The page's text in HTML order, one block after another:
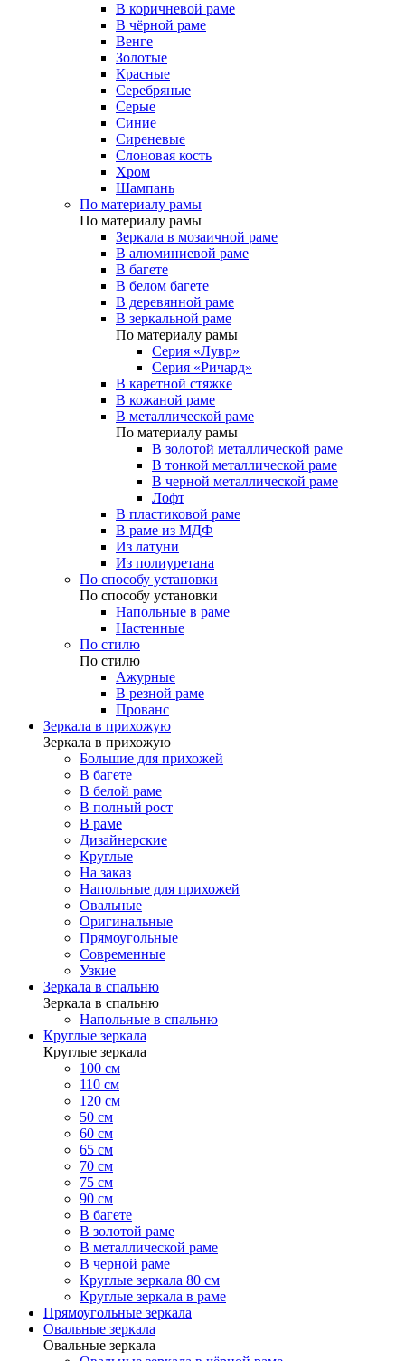
В коричневой раме
В чёрной раме
Венге
Золотые
Красные
Серебряные
Серые
Синие
Сиреневые
Слоновая кость
Хром
Шампань
По материалу рамы
По материалу рамы
Зеркала в мозаичной раме
В алюминиевой раме
В багете
В белом багете
В деревянной раме
В зеркальной раме
По материалу рамы
Серия «Лувр»
Серия «Ричард»
В каретной стяжке
В кожаной раме
В металлической раме
По материалу рамы
В золотой металлической раме
В тонкой металлической раме
В черной металлической раме
Лофт
В пластиковой раме
В раме из МДФ
Из латуни
Из полиуретана
По способу установки
По способу установки
Напольные в раме
Настенные
По стилю
По стилю
Ажурные
В резной раме
Прованс
Зеркала в прихожую
Зеркала в прихожую
Большие для прихожей
В багете
В белой раме
В полный рост
В раме
Дизайнерские
Круглые
На заказ
Напольные для прихожей
Овальные
Оригинальные
Прямоугольные
Современные
Узкие
Зеркала в спальню
Зеркала в спальню
Напольные в спальню
Круглые зеркала
Круглые зеркала
100 см
110 см
120 см
50 см
60 см
65 см
70 см
75 см
90 см
В багете
В золотой раме
В металлической раме
В черной раме
Круглые зеркала 80 см
Круглые зеркала в раме
Прямоугольные зеркала
Овальные зеркала
Овальные зеркала